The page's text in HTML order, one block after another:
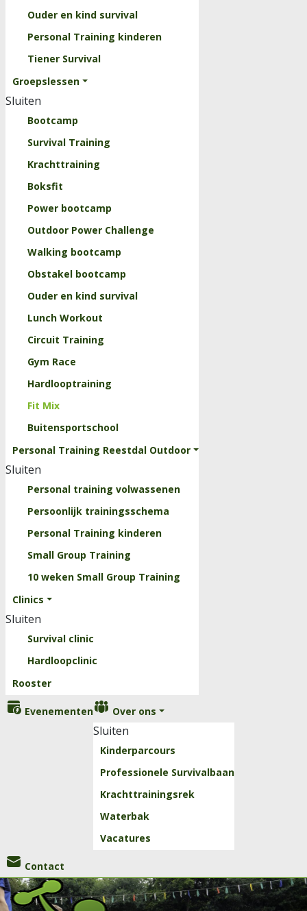
Ouder en kind survival
Personal Training kinderen
Tiener Survival
Groepslessen
Sluiten
Bootcamp
Survival Training
Krachttraining
Boksfit
Power bootcamp
Outdoor Power Challenge
Walking bootcamp
Obstakel bootcamp
Ouder en kind survival
Lunch Workout
Circuit Training
Gym Race
Hardlooptraining
Fit Mix
Buitensportschool
Personal Training Reestdal Outdoor
Sluiten
Personal training volwassenen
Persoonlijk trainingsschema
Personal Training kinderen
Small Group Training
10 weken Small Group Training
Clinics
Sluiten
Survival clinic
Hardloopclinic
Rooster
Evenementen Over ons
Sluiten
Kinderparcours
Professionele Survivalbaan
Krachttrainingsrek
Waterbak
Vacatures
Contact